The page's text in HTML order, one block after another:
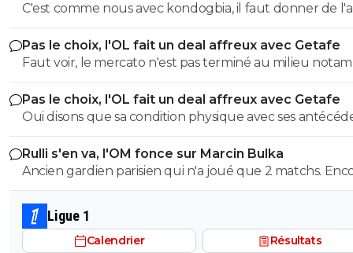
C'est comme nous avec kondogbia, il faut donner de
pour qu'il s'en aille 😂
Pas le choix, l'OL fait un deal affreux avec Getafe
Faut voir, le mercato n'est pas terminé au milieu
Pas le choix, l'OL fait un deal affreux avec Getafe
Oui disons que sa condition physique avec ses
médicaux, donc ses rechutes régulières + son salaire,
donnent une équation peu enclin à motiver des clubs
faire confiance(pour un futur transfert), même avec
salaire revu à la baisse, si toutefois il est ok avec ça.
Rulli s'en va, l'OM fonce sur Marcin Bulka
Ancien gardien parisien qui n'a joué que 2 matchs.
une fois pour créer la polémique. C'est plutôt ancien
de Nice, là ok mais pas Paris 😂
Ligue 1
Calendrier Résultats